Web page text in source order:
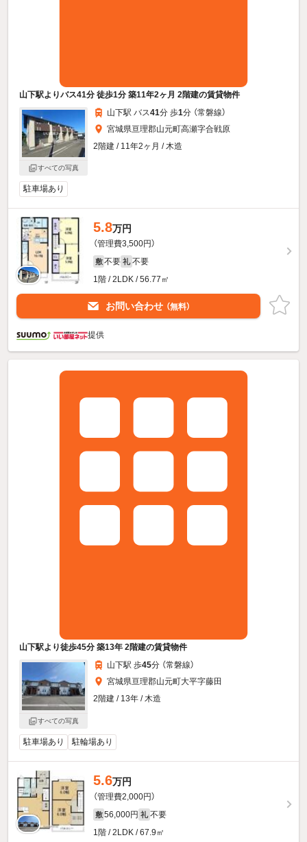
山下駅よりバス41分 徒歩1分 築11年2ヶ月 2階建の賃貸物件
すべての写真
山下駅 バス41分 歩1分 （常磐線）
宮城県亘理郡山元町高瀬字合戦原
2階建 / 11年2ヶ月 / 木造
駐車場あり
5.8万円
（管理費3,500円）
敷 不要 礼 不要
1階 / 2LDK / 56.77㎡
お問い合わせ （無料）
提供
山下駅より徒歩45分 築13年 2階建の賃貸物件
すべての写真
山下駅 歩45分 （常磐線）
宮城県亘理郡山元町大平字藤田
2階建 / 13年 / 木造
駐車場あり 駐輪場あり
5.6万円
（管理費2,000円）
敷 56,000円 礼 不要
1階 / 2LDK / 67.9㎡